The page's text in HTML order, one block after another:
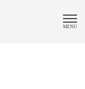
MENU